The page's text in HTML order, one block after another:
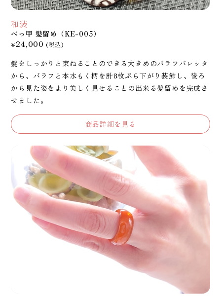
和装
べっ甲 髪留め（KE-005）
¥24,000 (税込)
髪をしっかりと束ねることのできる大きめのバラフバレッタ
から、バラフと本水もく柄を計8枚ぶら下がり装飾し、後ろ
から見た姿をより美しく見せることの出来る髪留めを完成さ
せました。
商品詳細を見る